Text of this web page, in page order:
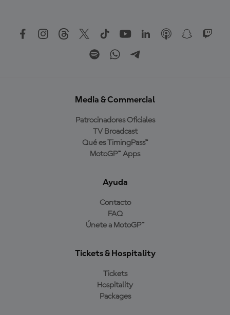
Media & Commercial
Patrocinadores Oficiales
TV Broadcast
Qué es TimingPass™
MotoGP™ Apps
Ayuda
Contacto
FAQ
Únete a MotoGP™
Tickets & Hospitality
Tickets
Hospitality
Packages